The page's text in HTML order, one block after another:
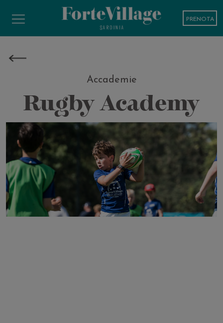
PRENOTA
Accademie
Rugby Academy